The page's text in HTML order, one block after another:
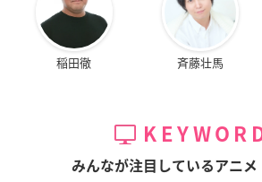
稲田徹 斉藤壮馬
みんなが注目しているアニメ